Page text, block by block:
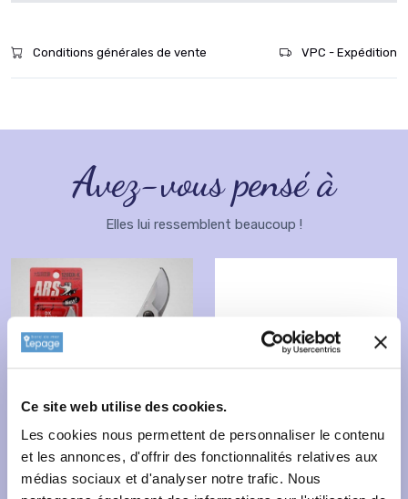
Ce site web utilise des cookies.
Les cookies nous permettent de personnaliser le contenu
et les annonces, d'offrir des fonctionnalités relatives aux
médias sociaux et d'analyser notre trafic. Nous
Conditions générales de vente VPC - Expédition
Avez-vous pensé à
Elles lui ressemblent beaucoup !